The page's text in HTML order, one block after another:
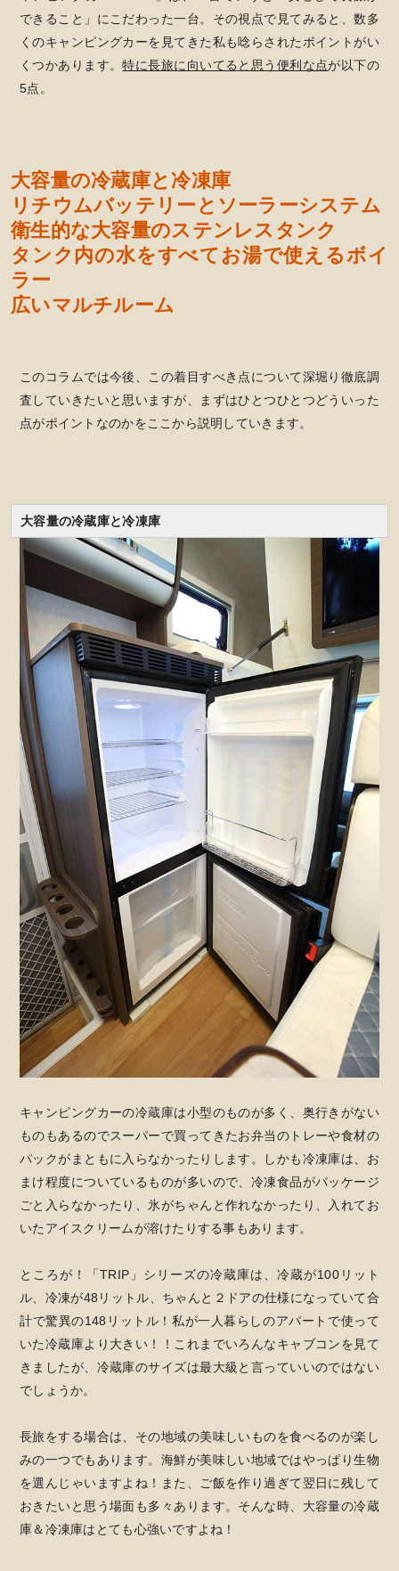
できること」にこだわった一台。その視点で見てみると、数多
くのキャンピングカーを見てきた私も唸らされたポイントがい
くつかあります。特に長旅に向いてると思う便利な点が以下の
5点。
大容量の冷蔵庫と冷凍庫
リチウムバッテリーとソーラーシステム
衛生的な大容量のステンレスタンク
タンク内の水をすべてお湯で使えるボイ
ラー
広いマルチルーム
このコラムでは今後、この着目すべき点について深堀り徹底調
査していきたいと思いますが、まずはひとつひとつどういった
点がポイントなのかをここから説明していきます。
大容量の冷蔵庫と冷凍庫
キャンピングカーの冷蔵庫は小型のものが多く、奥行きがない
ものもあるのでスーパーで買ってきたお弁当のトレーや食材の
パックがまともに入らなかったりします。しかも冷凍庫は、お
まけ程度についているものが多いので、冷凍食品がパッケージ
ごと入らなかったり、氷がちゃんと作れなかったり、入れてお
いたアイスクリームが溶けたりする事もあります。
ところが！「TRIP」シリーズの冷蔵庫は、冷蔵が100リット
ル、冷凍が48リットル、ちゃんと２ドアの仕様になっていて合
計で驚異の148リットル！私が一人暮らしのアパートで使って
いた冷蔵庫より大きい！！これまでいろんなキャブコンを見て
きましたが、冷蔵庫のサイズは最大級と言っていいのではない
でしょうか。
長旅をする場合は、その地域の美味しいものを食べるのが楽し
みの一つでもあります。海鮮が美味しい地域ではやっぱり生物
を選んじゃいますよね！また、ご飯を作り過ぎて翌日に残して
おきたいと思う場面も多々あります。そんな時、大容量の冷蔵
庫＆冷凍庫はとても心強いですよね！